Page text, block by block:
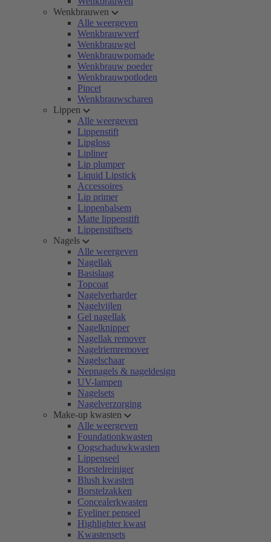
Wenkbrauwen
Alle weergeven
Wenkbrauwverf
Wenkbrauwgel
Wenkbrauwpomade
Wenkbrauw poeder
Wenkbrauwpotloden
Pincet
Wenkbrauwscharen
Lippen
Alle weergeven
Lippenstift
Lipgloss
Lipliner
Lip plumper
Liquid Lipstick
Accessoires
Lip primer
Lippenbalsem
Matte lippenstift
Lippenstiftsets
Nagels
Alle weergeven
Nagellak
Basislaag
Topcoat
Nagelverharder
Nagelvijlen
Gel nagellak
Nagelknipper
Nagellak remover
Nagelriemremover
Nagelschaar
Nepnagels & nageldesign
UV-lampen
Nagelsets
Nagelverzorging
Make-up kwasten
Alle weergeven
Foundationkwasten
Oogschaduwkwasten
Lippenseel
Borstelreiniger
Blush kwasten
Borstelzakken
Concealerkwasten
Eyeliner penseel
Highlighter kwast
Kwastensets